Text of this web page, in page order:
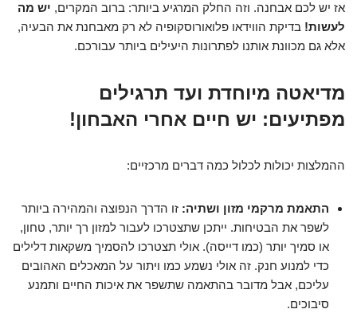
אז יש לכם אבחנה. וזה החלק המרגיע ביותר: ברוב המקרים, יש מה
לעשות! בדיקת הווידאו פלואורוסקופיה לא רק מאבחנת את הבעיה,
אלא גם מכוונת אותנו לפתרונות היעילים ביותר עבורכם.
מדיאטה מיוחדת ועד תרגילים
מפתיעים: יש חיים אחרי האבחון!
ההמלצות יכולות לכלול כמה דברים מרכזיים:
התאמת מרקמי מזון ושתיה: זו הדרך הנפוצה והמהירה ביותר
לשפר את הבטיחות. ייתכן שתצטרכו לעבור למזון רך יותר, טחון,
או סמיך יותר (כמו דייסה). אולי תצטרכו להסמיך משקאות דלילים
כדי למנוע חנק. זה אולי נשמע כמו ויתור על המאכלים האהובים
עליכם, אבל מדובר בהתאמה שתשפר את איכות החיים ותמנע
סיבוכים.